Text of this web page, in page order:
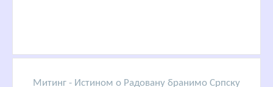
Митинг - Истином о Радовану бранимо Српску